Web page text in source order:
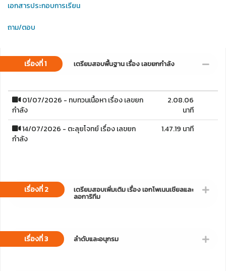
เอกสารประกอบการเรียน
ถาม/ตอบ
เรื่องที่ 1 เตรียมสอบพื้นฐาน เรื่อง เลขยกกำลัง
01/07/2026 - ทบทวนเนื้อหา เรื่อง เลขยก
กำลัง
2.08.06
นาที
14/07/2026 - ตะลุยโจทย์ เรื่อง เลขยก
กำลัง
1.47.19 นาที
เรื่องที่ 2 เตรียมสอบเพิ่มเติม เรื่อง เอกโพเนนเชียลและ
ลอการิทึม
เรื่องที่ 3 ลำดับและอนุกรม